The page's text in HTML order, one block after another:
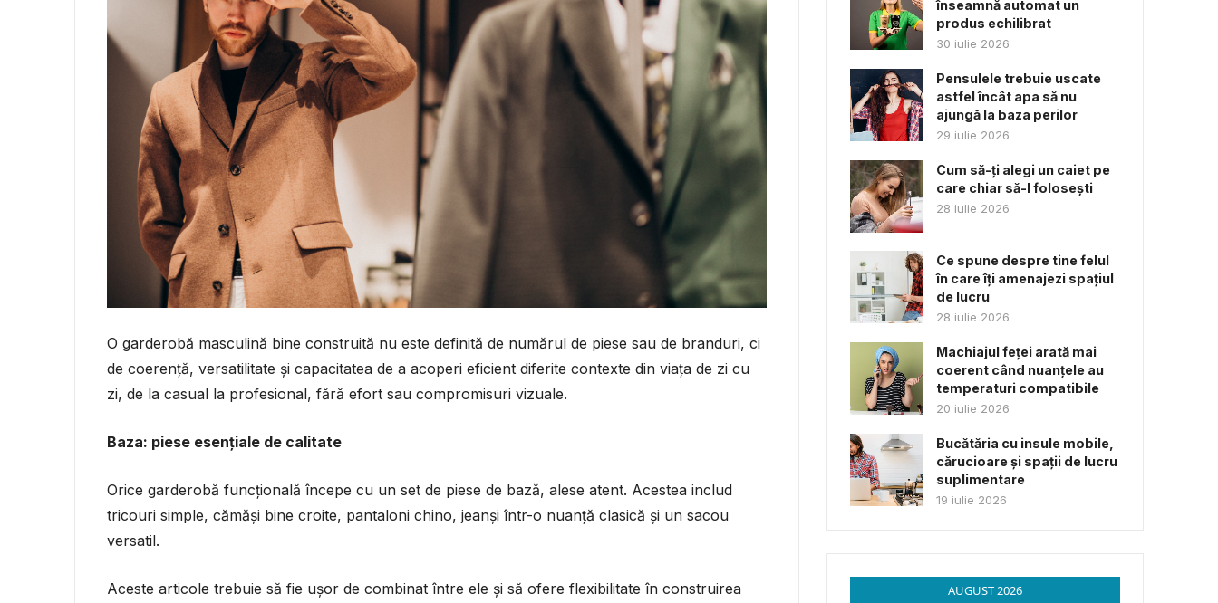
O garderobă masculină bine construită nu este definită de numărul de piese sau de branduri, ci
de coerență, versatilitate și capacitatea de a acoperi eficient diferite contexte din viața de zi cu
zi, de la casual la profesional, fără efort sau compromisuri vizuale.
Baza: piese esențiale de calitate
Orice garderobă funcțională începe cu un set de piese de bază, alese atent. Acestea includ
tricouri simple, cămăși bine croite, pantaloni chino, jeanși într-o nuanță clasică și un sacou
versatil.
Aceste articole trebuie să fie ușor de combinat între ele și să ofere flexibilitate în construirea
înseamnă automat un
produs echilibrat
30 iulie 2026
Pensulele trebuie uscate
astfel încât apa să nu
ajungă la baza perilor
29 iulie 2026
Cum să-ți alegi un caiet pe
care chiar să-l folosești
28 iulie 2026
Ce spune despre tine felul
în care îți amenajezi spațiul
de lucru
28 iulie 2026
Machiajul feței arată mai
coerent când nuanțele au
temperaturi compatibile
20 iulie 2026
Bucătăria cu insule mobile,
cărucioare și spații de lucru
suplimentare
19 iulie 2026
AUGUST 2026